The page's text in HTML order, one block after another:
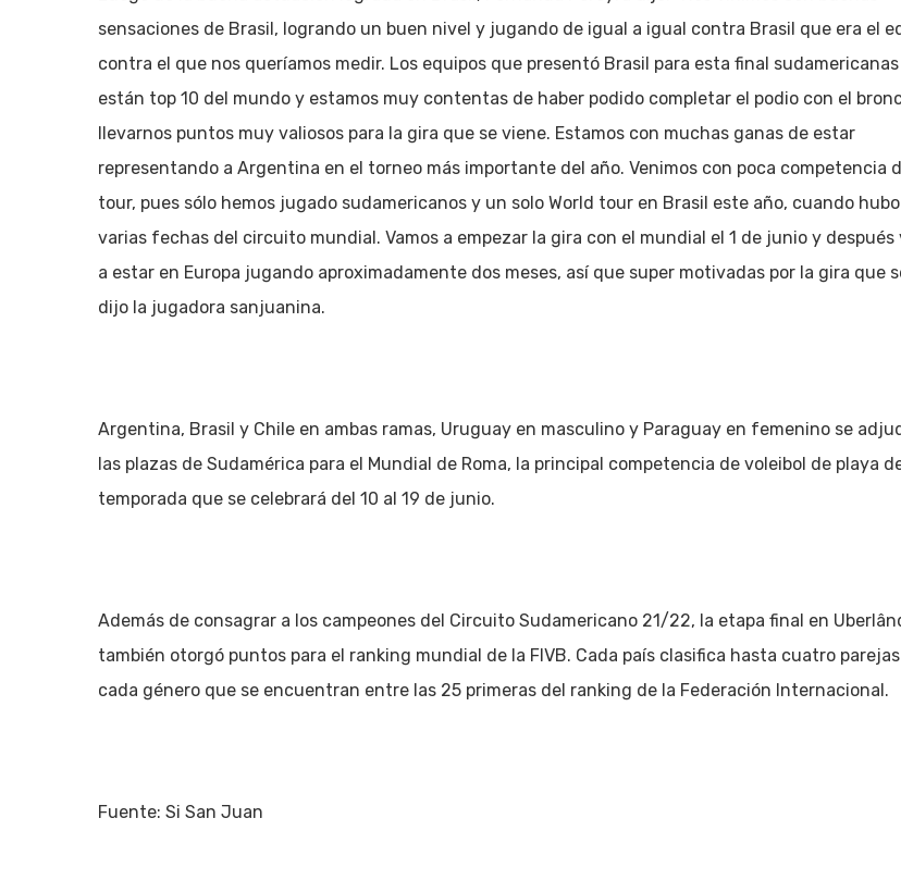
sensaciones de Brasil, logrando un buen nivel y jugando de igual a igual contra Brasil que era el
contra el que nos queríamos medir. Los equipos que presentó Brasil para esta final
están top 10 del mundo y estamos muy contentas de haber podido completar el podio con el
llevarnos puntos muy valiosos para la gira que se viene. Estamos con muchas ganas de estar
representando a Argentina en el torneo más importante del año. Venimos con poca competencia
tour, pues sólo hemos jugado sudamericanos y un solo World tour en Brasil este año, cuando
varias fechas del circuito mundial. Vamos a empezar la gira con el mundial el 1 de junio y después
a estar en Europa jugando aproximadamente dos meses, así que super motivadas por la gira que
dijo la jugadora sanjuanina.
Argentina, Brasil y Chile en ambas ramas, Uruguay en masculino y Paraguay en femenino se
las plazas de Sudamérica para el Mundial de Roma, la principal competencia de voleibol de playa
temporada que se celebrará del 10 al 19 de junio.
Además de consagrar a los campeones del Circuito Sudamericano 21/22, la etapa final en
también otorgó puntos para el ranking mundial de la FIVB. Cada país clasifica hasta cuatro
cada género que se encuentran entre las 25 primeras del ranking de la Federación Internacional.
Fuente: Si San Juan